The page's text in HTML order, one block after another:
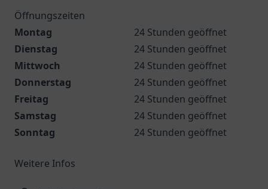
Öffnungszeiten
Montag
24 Stunden geöffnet
Dienstag
24 Stunden geöffnet
Mittwoch
24 Stunden geöffnet
Donnerstag
24 Stunden geöffnet
Freitag
24 Stunden geöffnet
Samstag
24 Stunden geöffnet
Sonntag
24 Stunden geöffnet
Weitere Infos